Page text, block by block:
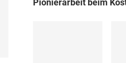
Pionierarbeit beim